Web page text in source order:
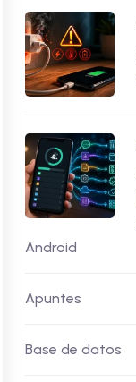
Android
Apuntes
Base de datos